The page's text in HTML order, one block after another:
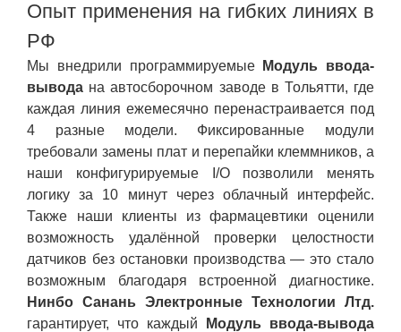
Опыт применения на гибких линиях в
РФ
Мы внедрили программируемые
Модуль ввода-
вывода на автосборочном заводе в Тольятти, где
каждая линия ежемесячно перенастраивается под
4 разные модели. Фиксированные модули
требовали замены плат и перепайки клеммников, а
наши конфигурируемые I/O позволили менять
логику за 10 минут через облачный интерфейс.
Также наши клиенты из фармацевтики оценили
возможность удалённой проверки целостности
датчиков без остановки производства — это стало
возможным благодаря встроенной диагностике.
Нинбо Санань Электронные Технологии Лтд.
гарантирует, что каждый
Модуль ввода-вывода